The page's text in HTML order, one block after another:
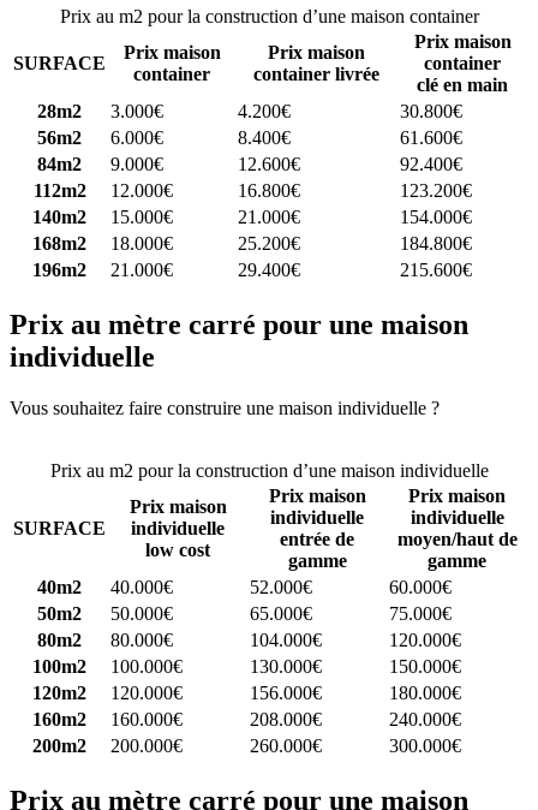
Prix au m2 pour la construction d’une maison container
SURFACE
Prix maison
container
Prix maison
container livrée
Prix maison
container
clé en main
28m2
3.000€ 4.200€
30.800€
56m2
6.000€ 8.400€
61.600€
84m2
9.000€ 12.600€
92.400€
112m2
12.000€ 16.800€
123.200€
140m2
15.000€ 21.000€
154.000€
168m2
18.000€ 25.200€
184.800€
196m2
21.000€ 29.400€ 215.600€
Prix au mètre carré pour une maison
individuelle
Vous souhaitez faire construire une maison individuelle ?
Prix au m2 pour la construction d’une maison individuelle
SURFACE
Prix maison
individuelle
low cost
Prix maison
individuelle
entrée de
gamme
Prix maison
individuelle
moyen/haut de
gamme
40m2
40.000€ 52.000€
60.000€
50m2
50.000€ 65.000€
75.000€
80m2
80.000€ 104.000€
120.000€
100m2
100.000€ 130.000€
150.000€
120m2
120.000€ 156.000€
180.000€
160m2
160.000€ 208.000€
240.000€
200m2
200.000€ 260.000€ 300.000€
Prix au mètre carré pour une maison